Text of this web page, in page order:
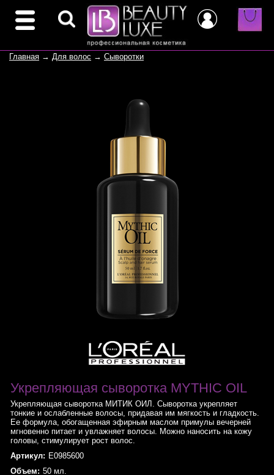
Главная → Для волос → Сыворотки
Укрепляющая сыворотка MYTHIC OIL
Укрепляющая сыворотка МИТИК ОИЛ. Сыворотка укрепляет
тонкие и ослабленные волосы, придавая им мягкость и гладкость.
Ее формула, обогащенная эфирным маслом примулы вечерней
мгновенно питает и увлажняет волосы. Можно наносить на кожу
головы, стимулирует рост волос.
Артикул: E0985600
Объем: 50 мл.